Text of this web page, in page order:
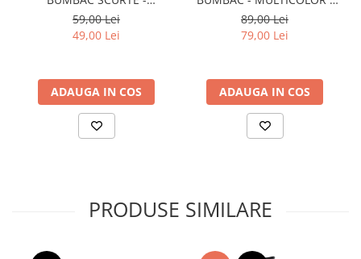
MULTICOLOR - BARBATI
59,00 Lei
49,00 Lei
ADAUGA IN COS
BARBATI
89,00 Lei
79,00 Lei
ADAUGA IN COS
PRODUSE SIMILARE